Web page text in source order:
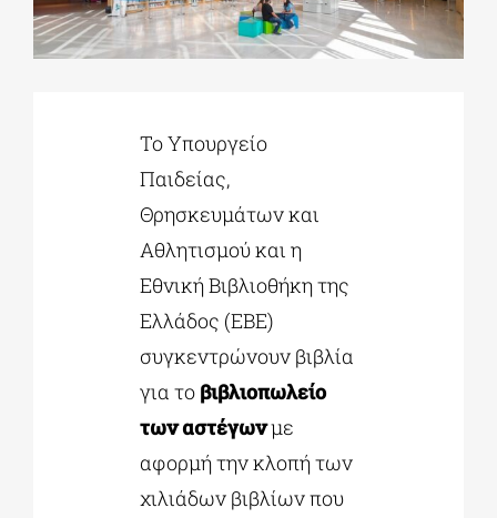
ΕΚΠΑΙΔΕΥΤΙΚΑ ΙΔΡΥΜΑΤΑ
ΠΟΛΙΤΙΣΤΙΚΟΙ ΦΟΡΕΙΣ
To Υπουργείο
Παιδείας,
Θρησκευμάτων και
Αθλητισμού και η
Εθνική Βιβλιοθήκη της
Ελλάδος (ΕΒΕ)
συγκεντρώνουν βιβλία
για το βιβλιοπωλείο
των αστέγωνμε
αφορμή την κλοπή των
χιλιάδων βιβλίων που